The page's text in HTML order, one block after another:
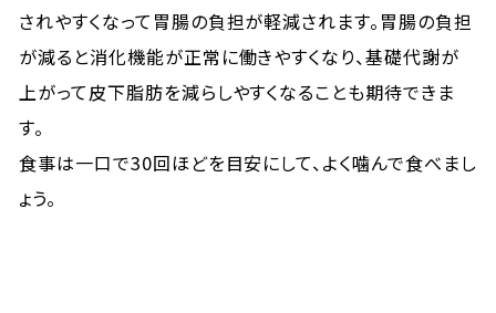
されやすくなって胃腸の負担が軽減されます。胃腸の負担
が減ると消化機能が正常に働きやすくなり、基礎代謝が
上がって皮下脂肪を減らしやすくなることも期待できま
す。
食事は一口で30回ほどを目安にして、よく噛んで食べまし
ょう。